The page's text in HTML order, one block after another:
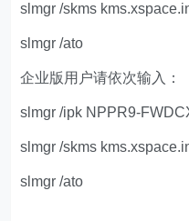
slmgr /skms
slmgr /ato
企业版用户请依次输入：
slmgr /ipk NPPR9-
slmgr /skms
slmgr /ato